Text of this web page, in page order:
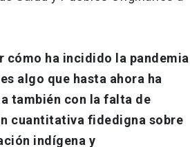
cómo ha incidido la pandemia
algo que hasta ahora ha
también con la falta de
cuantitativa fidedigna sobre
indígena y